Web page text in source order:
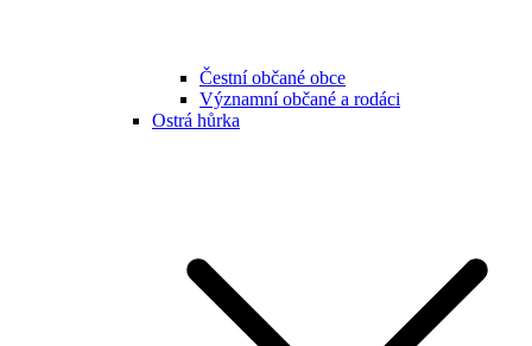
Čestní občané obce
Významní občané a rodáci
Ostrá hůrka